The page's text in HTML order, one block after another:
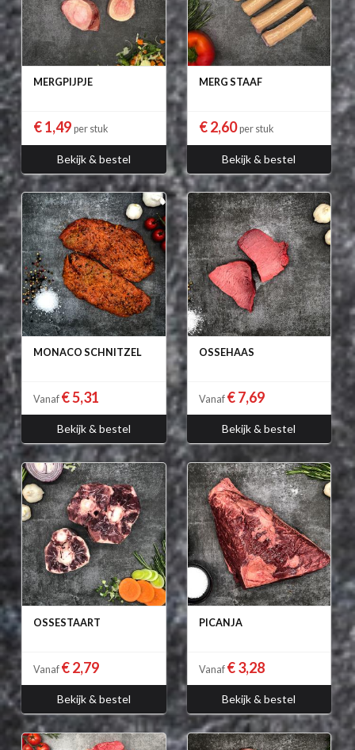
MERGPIJPJE
€ 1,49 per stuk
Bekijk & bestel
MERG STAAF
€ 2,60per stuk
Bekijk & bestel
MONACO SCHNITZEL
Vanaf € 5,31
Bekijk & bestel
OSSEHAAS
Vanaf € 7,69
Bekijk & bestel
OSSESTAART
Vanaf € 2,79
Bekijk & bestel
PICANJA
Vanaf € 3,28
Bekijk & bestel